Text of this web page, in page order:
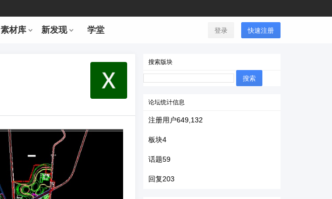
素材库 新发现 学堂 登录 快速注册
搜索版块
搜
索：
论坛统计信息
注册用户649,132
板块4
话题59
回复203